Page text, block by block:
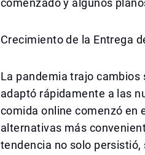
comenzado y algunos
Crecimiento de la Entrega
La pandemia trajo cambios
adaptó rápidamente a las
comida online comenzó en
alternativas más
tendencia no solo